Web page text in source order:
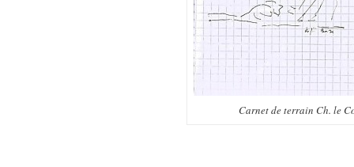
Carnet de terrain Ch. le